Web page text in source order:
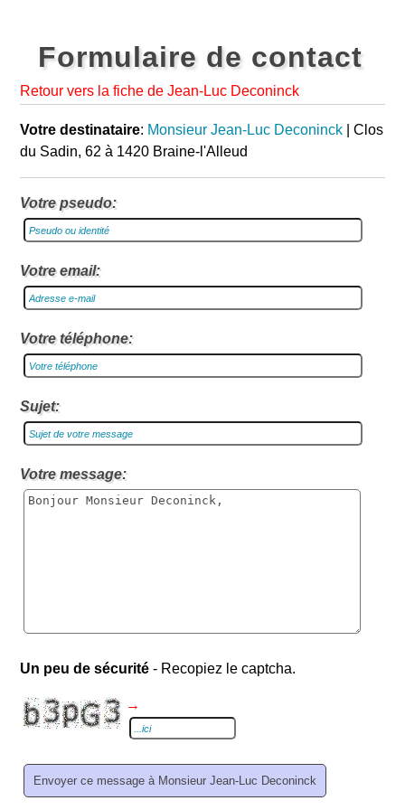
Formulaire de contact
Retour vers la fiche de Jean-Luc Deconinck
Votre destinataire: Monsieur Jean-Luc Deconinck | Clos
du Sadin, 62 à 1420 Braine-l'Alleud
Votre pseudo:
Votre email:
Votre téléphone:
Sujet:
Votre message:
Un peu de sécurité - Recopiez le captcha.
→